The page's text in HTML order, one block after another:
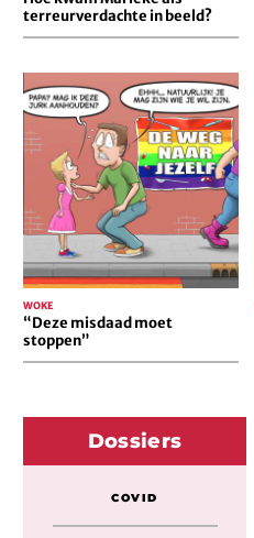
terreurverdachte in beeld?
“Deze
misdaad
moet
stoppen”
“Deze misdaad moet
stoppen”
WOKE
Dossiers
COVID